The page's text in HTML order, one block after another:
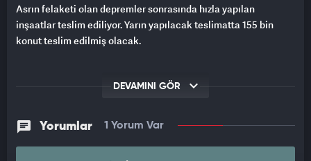
Asrın felaketi olan depremler sonrasında hızla yapılan
inşaatlar teslim ediliyor. Yarın yapılacak teslimatta 155 bin
konut teslim edilmiş olacak.
DEVAMINI GÖR
Yorumlar 1 Yorum Var